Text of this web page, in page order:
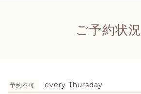
ご予約状況
予約不可 every Thursday